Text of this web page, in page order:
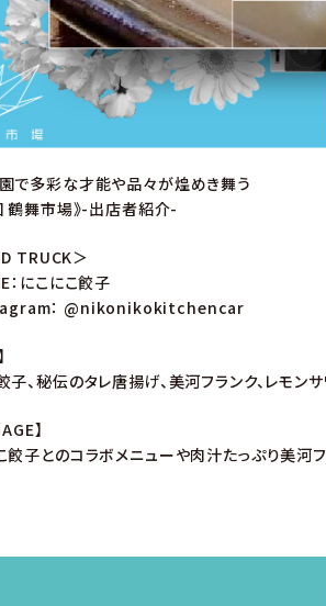
で多彩な才能や品々が煌めき舞う
鶴舞市場》-出店者紹介-
TRUCK＞
にこにこ餃子
： @nikonikokitchencar
子、秘伝のタレ唐揚げ、美河フランク、レモン
】
餃子とのコラボメニューや肉汁たっぷり美河